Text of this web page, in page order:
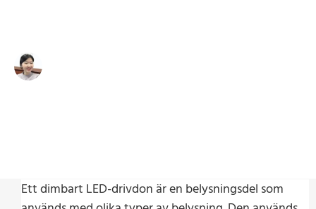
Ett dimbart LED-drivdon är en belysningsdel som